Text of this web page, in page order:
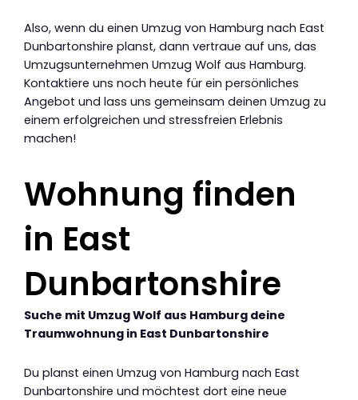
Also, wenn du einen Umzug von Hamburg nach East
Dunbartonshire planst, dann vertraue auf uns, das
Umzugsunternehmen Umzug Wolf aus Hamburg.
Kontaktiere uns noch heute für ein persönliches
Angebot und lass uns gemeinsam deinen Umzug zu
einem erfolgreichen und stressfreien Erlebnis
machen!
Wohnung finden
in East
Dunbartonshire
Suche mit Umzug Wolf aus Hamburg deine
Traumwohnung in East Dunbartonshire
Du planst einen Umzug von Hamburg nach East
Dunbartonshire und möchtest dort eine neue